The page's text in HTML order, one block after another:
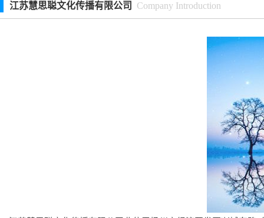
江苏慧思聪文化传播有限公司
Company Introduction